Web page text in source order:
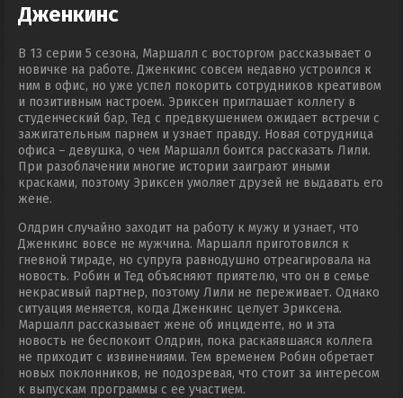
Дженкинс
В 13 серии 5 сезона, Маршалл с восторгом рассказывает о
новичке на работе. Дженкинс совсем недавно устроился к
ним в офис, но уже успел покорить сотрудников креативом
и позитивным настроем. Эриксен приглашает коллегу в
студенческий бар, Тед с предвкушением ожидает встречи с
зажигательным парнем и узнает правду. Новая сотрудница
офиса – девушка, о чем Маршалл боится рассказать Лили.
При разоблачении многие истории заиграют иными
красками, поэтому Эриксен умоляет друзей не выдавать его
жене.
Олдрин случайно заходит на работу к мужу и узнает, что
Дженкинс вовсе не мужчина. Маршалл приготовился к
гневной тираде, но супруга равнодушно отреагировала на
новость. Робин и Тед объясняют приятелю, что он в семье
некрасивый партнер, поэтому Лили не переживает. Однако
ситуация меняется, когда Дженкинс целует Эриксена.
Маршалл рассказывает жене об инциденте, но и эта
новость не беспокоит Олдрин, пока раскаявшаяся коллега
не приходит с извинениями. Тем временем Робин обретает
новых поклонников, не подозревая, что стоит за интересом
к выпускам программы с ее участием.